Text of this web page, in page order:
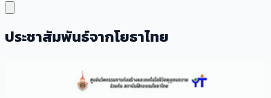
ประชาสัมพันธ์จากโยธาไทย